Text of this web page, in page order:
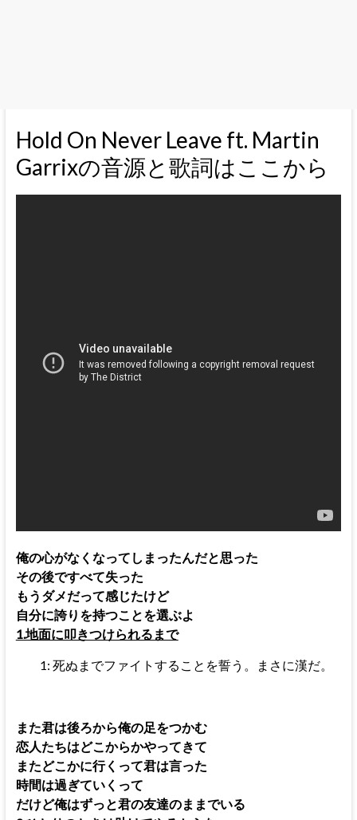
Hold On Never Leave ft. Martin
Garrixの音源と歌詞はここから
俺の心がなくなってしまったんだと思った
その後ですべて失った
もうダメだって感じたけど
自分に誇りを持つことを選ぶよ
1.地面に叩きつけられるまで
1: 死ぬまでファイトすることを誓う。まさに漢だ。
また君は後ろから俺の足をつかむ
恋人たちはどこからかやってきて
またどこかに行くって君は言った
時間は過ぎていくって
だけど俺はずっと君の友達のままでいる